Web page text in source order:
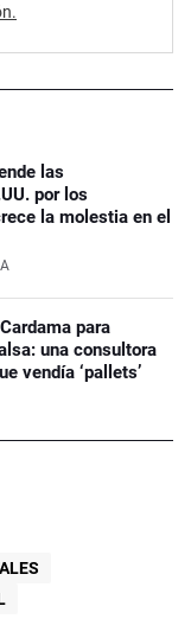
las
por los
la molestia en el
para
una consultora
vendía ‘pallets’